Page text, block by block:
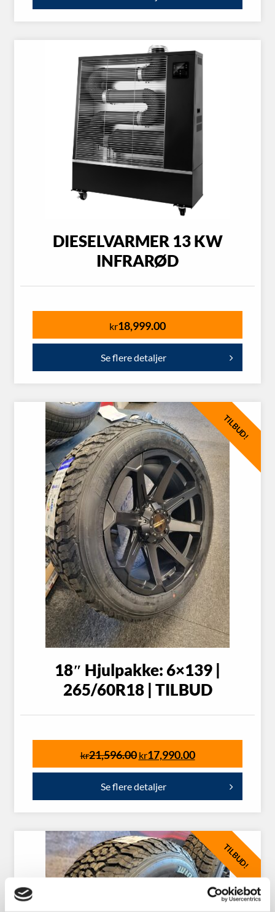
DIESELVARMER 13 KW
INFRARØD
kr18,999.00
Se flere detaljer
TILBUD!
18″ Hjulpakke: 6×139 |
265/60R18 | TILBUD
kr21,596.00 kr17,990.00
Se flere detaljer
TILBUD!